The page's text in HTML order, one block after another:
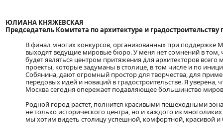
ЮЛИАНА КНЯЖЕВСКАЯ
Председатель Комитета по архитектуре и
В финал многих конкурсов, организованных при поддержке
выходят ведущие мировые бюро. У меня нет сомнений в том,
будет являться центром притяжения для архитекторов
проекты, которые задуманы в столице, в том числе и по
Собянина, дают огромный простор для творчества, для
передовых идей и новаций в градостроительстве. Я уверена,
Москва сегодня опережает подавляющее большинство
Родной город растет, полнится красивыми пешеходными
не только исторического центра, но и каждого из
мы хотим видеть столицу успешной, комфортной, красивой и